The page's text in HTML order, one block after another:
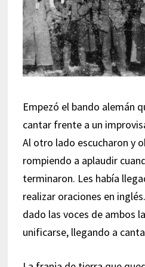
Empezó el bando alemán
cantar frente a un
Al otro lado escucharon y
rompiendo a aplaudir
terminaron. Les había
realizar oraciones en
dado las voces de ambos
unificarse, llegando a